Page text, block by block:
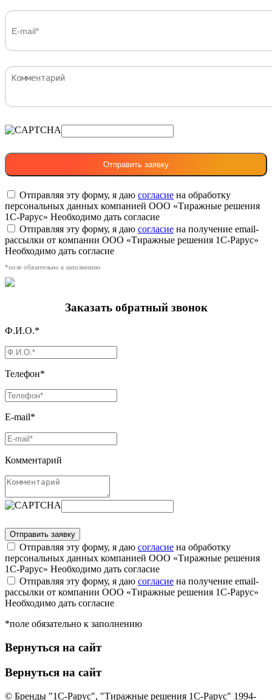
Отправляя эту форму, я даю согласие на обработку
персональных данных компанией ООО «Тиражные решения
1С-Рарус» Необходимо дать согласие
Отправляя эту форму, я даю согласие на получение email-
рассылки от компании ООО «Тиражные решения 1С-Рарус»
Необходимо дать согласие
*поле обязательно к заполнению
Заказать обратный звонок
Ф.И.О.*
Телефон*
E-mail*
Комментарий
Отправляя эту форму, я даю согласие на обработку
персональных данных компанией ООО «Тиражные решения
1С-Рарус» Необходимо дать согласие
Отправляя эту форму, я даю согласие на получение email-
рассылки от компании ООО «Тиражные решения 1С-Рарус»
Необходимо дать согласие
*поле обязательно к заполнению
Вернуться на сайт
Вернуться на сайт
© Бренды "1С-Рарус", "Тиражные решения 1С-Рарус" 1994-